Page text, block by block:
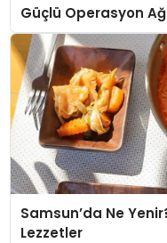
Güçlü Operasyon
Samsun’da Ne
Lezzetler